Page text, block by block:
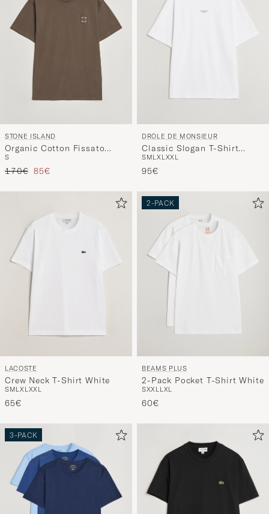
STONE ISLAND
Organic Cotton Fissato
Effect T-Shirt Umber
S
Reguliere prijs
170€ Verlaagd prijs
85€
DRÔLE DE MONSIEUR
Classic Slogan T-Shirt
Optic White
SMLXLXXL
95€
LACOSTE
Crew Neck T-Shirt White
SMLXLXXL
65€
2-PACK
BEAMS PLUS
2-Pack Pocket T-Shirt White
SXXLLXL
60€
3-PACK